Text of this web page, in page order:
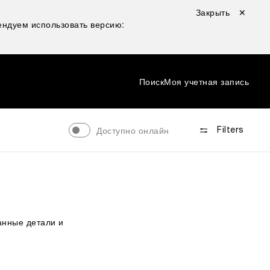
использовать версию:
Закрыть ✕
ПоискМоя учетная запись
Доступно онлайн Filters
детали и